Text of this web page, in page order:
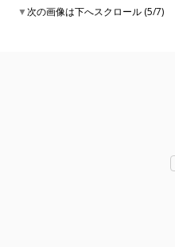
▼次の画像は下へスクロール (5/7)